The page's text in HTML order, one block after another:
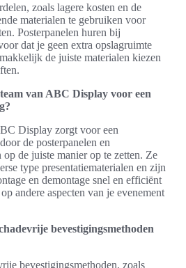
zoals lagere kosten en de
materialen te gebruiken voor
Posterpanelen huren bij
dat je geen extra opslagruimte
de juiste materialen kiezen
van ABC Display voor een
Display zorgt voor een
de posterpanelen en
de juiste manier op te zetten. Ze
type presentatiematerialen en zijn
en demontage snel en efficiënt
andere aspecten van je evenement
bevestigingsmethoden
bevestigingsmethoden, zoals